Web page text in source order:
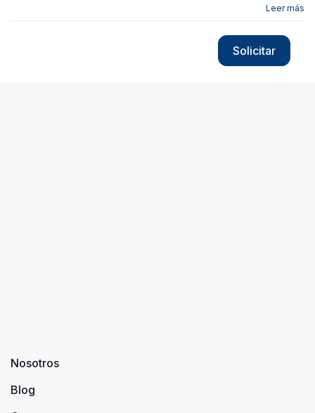
de Acceso,
política de privacidad
Leer más
Solicitar
Nosotros
Blog